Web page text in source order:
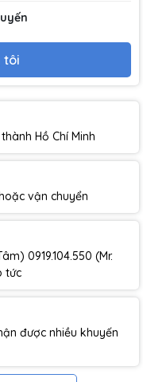
tôi
Hồ Chí Minh
vận chuyển
0919.104.550 (Mr.
tức
được nhiều khuyến